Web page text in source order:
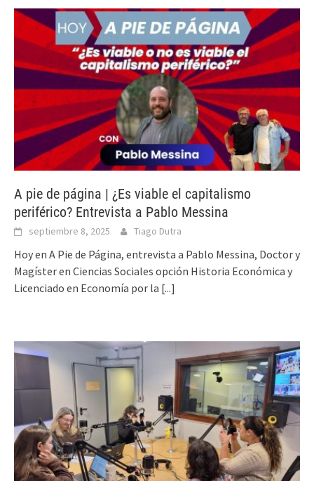
A pie de página | ¿Es viable el capitalismo
periférico? Entrevista a Pablo Messina
septiembre 8, 2025 Tiago Dutra
Hoy en A Pie de Página, entrevista a Pablo Messina, Doctor y
Magíster en Ciencias Sociales opción Historia Económica y
Licenciado en Economía por la [...]